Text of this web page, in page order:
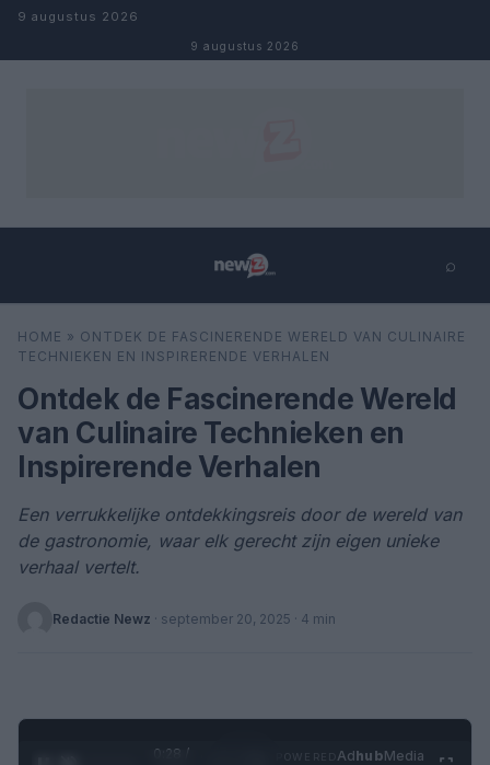
Naar inhoud
9 augustus 2026
9 augustus 2026
⌕
Zoeken ⌕ ×
HOME » ONTDEK DE FASCINERENDE WERELD VAN CULINAIRE
TECHNIEKEN EN INSPIRERENDE VERHALEN
Ontdek de Fascinerende Wereld
van Culinaire Technieken en
Inspirerende Verhalen
Een verrukkelijke ontdekkingsreis door de wereld van
de gastronomie, waar elk gerecht zijn eigen unieke
verhaal vertelt.
Redactie Newz · september 20, 2025 · 4 min
0:28 /
AdhubMedia